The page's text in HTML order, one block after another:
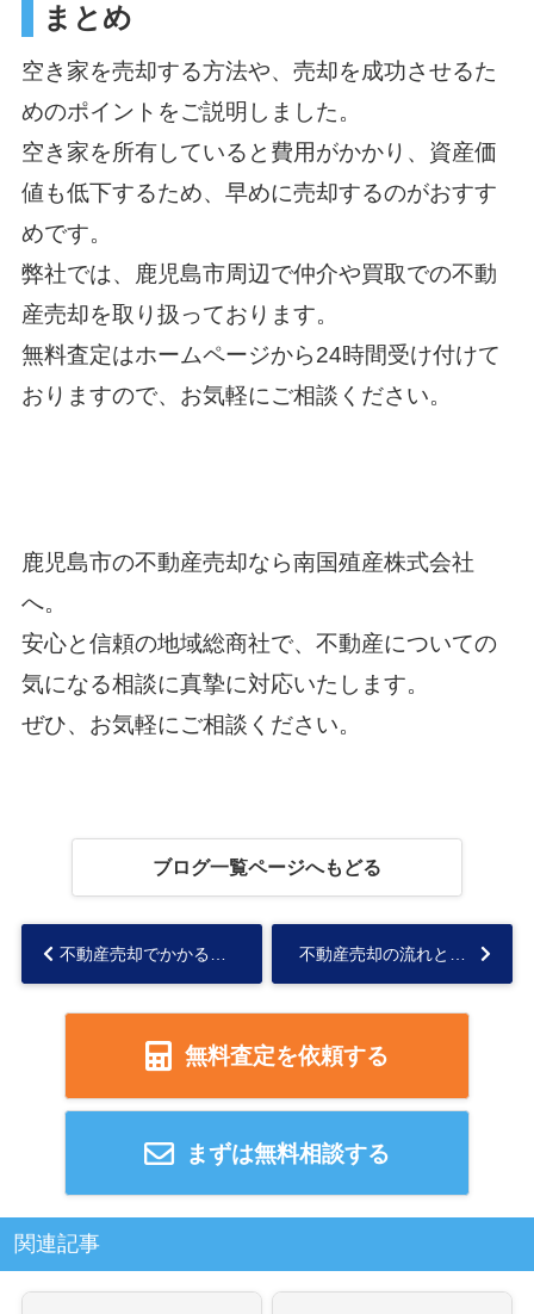
まとめ
空き家を売却する方法や、売却を成功させるた
めのポイントをご説明しました。
空き家を所有していると費用がかかり、資産価
値も低下するため、早めに売却するのがおすす
めです。
弊社では、鹿児島市周辺で仲介や買取での不動
産売却を取り扱っております。
無料査定はホームページから24時間受け付けて
おりますので、お気軽にご相談ください。
鹿児島市の不動産売却なら南国殖産株式会社
へ。
安心と信頼の地域総商社で、不動産についての
気になる相談に真摯に対応いたします。
ぜひ、お気軽にご相談ください。
ブログ一覧ページへもどる
無料査定を依頼する
まずは無料相談する
関連記事